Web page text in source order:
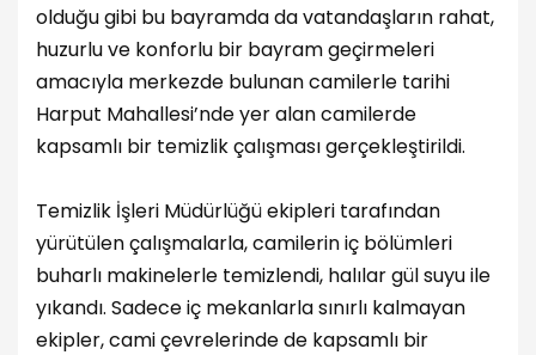
olduğu gibi bu bayramda da vatandaşların rahat,
huzurlu ve konforlu bir bayram geçirmeleri
amacıyla merkezde bulunan camilerle tarihi
Harput Mahallesi’nde yer alan camilerde
kapsamlı bir temizlik çalışması gerçekleştirildi.
Temizlik İşleri Müdürlüğü ekipleri tarafından
yürütülen çalışmalarla, camilerin iç bölümleri
buharlı makinelerle temizlendi, halılar gül suyu ile
yıkandı. Sadece iç mekanlarla sınırlı kalmayan
ekipler, cami çevrelerinde de kapsamlı bir